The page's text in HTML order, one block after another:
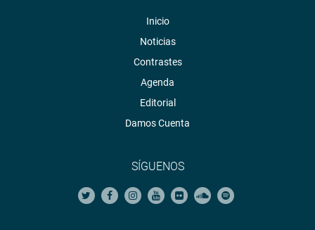
Inicio
Noticias
Contrastes
Agenda
Editorial
Damos Cuenta
SÍGUENOS